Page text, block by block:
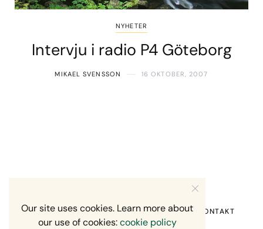
NYHETER
Intervju i radio P4 Göteborg
MIKAEL SVENSSON 16 OKTOBER, 2007
HEM OM MIG RECENSION OM MIG KONTAKT
Our site uses cookies. Learn more about
our use of cookies:cookie policy